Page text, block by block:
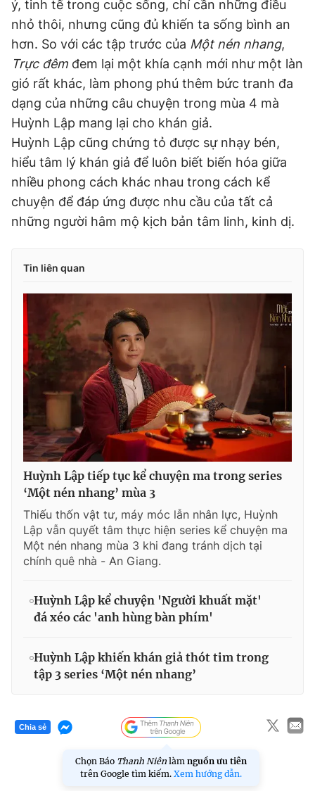
ý, tinh tế trong cuộc sống, chỉ cần những điều
nhỏ thôi, nhưng cũng đủ khiến ta sống bình an
hơn. So với các tập trước của Một nén nhang,
Trực đêm đem lại một khía cạnh mới như một làn
gió rất khác, làm phong phú thêm bức tranh đa
dạng của những câu chuyện trong mùa 4 mà
Huỳnh Lập mang lại cho khán giả.
Huỳnh Lập cũng chứng tỏ được sự nhạy bén,
hiểu tâm lý khán giả để luôn biết biến hóa giữa
nhiều phong cách khác nhau trong cách kể
chuyện để đáp ứng được nhu cầu của tất cả
những người hâm mộ kịch bản tâm linh, kinh dị.
Tin liên quan
Huỳnh Lập tiếp tục kể chuyện ma trong series
‘Một nén nhang’ mùa 3
Thiếu thốn vật tư, máy móc lẫn nhân lực, Huỳnh
Lập vẫn quyết tâm thực hiện series kể chuyện ma
Một nén nhang mùa 3 khi đang tránh dịch tại
chính quê nhà - An Giang.
Huỳnh Lập kể chuyện 'Người khuất mặt'
đá xéo các 'anh hùng bàn phím'
Huỳnh Lập khiến khán giả thót tim trong
tập 3 series ‘Một nén nhang’
Chia sẻ
Chọn Báo Thanh Niên làm nguồn ưu tiên
trên Google tìm kiếm. Xem hướng dẫn.